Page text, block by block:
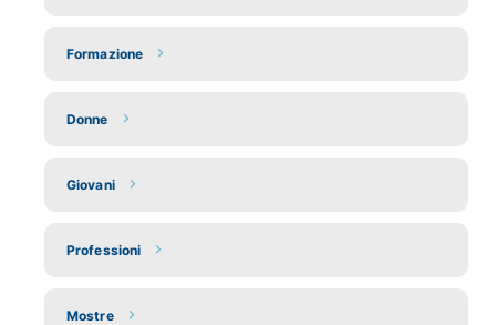
Formazione
Donne
Giovani
Professioni
Mostre